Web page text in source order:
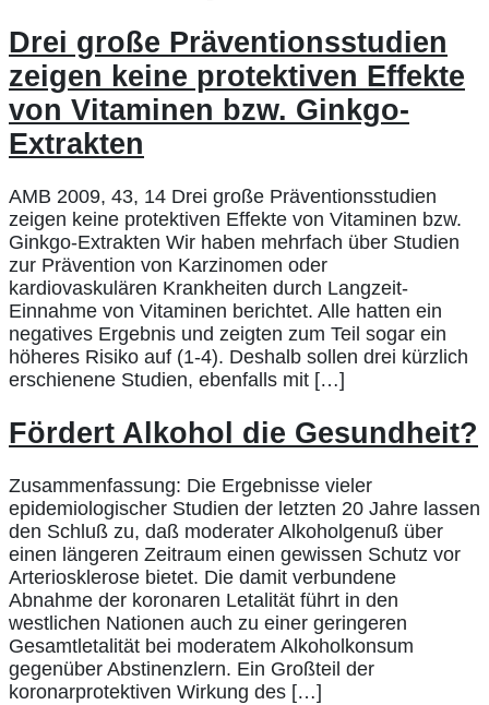
Drei große Präventionsstudien
zeigen keine protektiven Effekte
von Vitaminen bzw. Ginkgo-
Extrakten
AMB 2009, 43, 14 Drei große Präventionsstudien
zeigen keine protektiven Effekte von Vitaminen bzw.
Ginkgo-Extrakten Wir haben mehrfach über Studien
zur Prävention von Karzinomen oder
kardiovaskulären Krankheiten durch Langzeit-
Einnahme von Vitaminen berichtet. Alle hatten ein
negatives Ergebnis und zeigten zum Teil sogar ein
höheres Risiko auf (1-4). Deshalb sollen drei kürzlich
erschienene Studien, ebenfalls mit […]
Fördert Alkohol die Gesundheit?
Zusammenfassung: Die Ergebnisse vieler
epidemiologischer Studien der letzten 20 Jahre lassen
den Schluß zu, daß moderater Alkoholgenuß über
einen längeren Zeitraum einen gewissen Schutz vor
Arteriosklerose bietet. Die damit verbundene
Abnahme der koronaren Letalität führt in den
westlichen Nationen auch zu einer geringeren
Gesamtletalität bei moderatem Alkoholkonsum
gegenüber Abstinenzlern. Ein Großteil der
koronarprotektiven Wirkung des […]